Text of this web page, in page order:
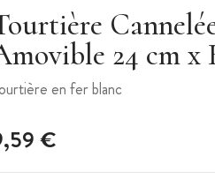
24 cm x
en fer blanc
€